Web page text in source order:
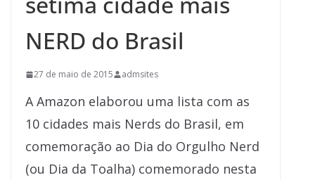
NERD do Brasil
27 de maio de 2015 admsites
A Amazon elaborou uma lista com as
10 cidades mais Nerds do Brasil, em
comemoração ao Dia do Orgulho Nerd
(ou Dia da Toalha) comemorado nesta